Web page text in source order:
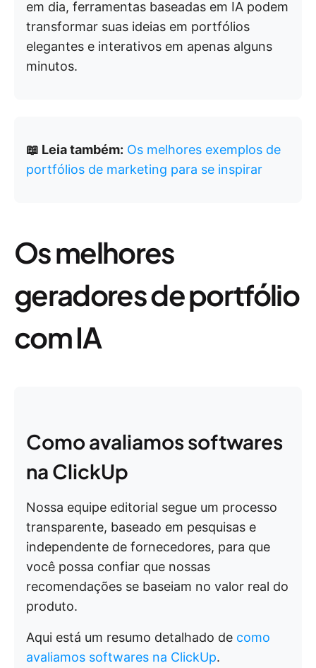
em dia, ferramentas baseadas em IA podem
transformar suas ideias em portfólios
elegantes e interativos em apenas alguns
minutos.
📖 Leia também: Os melhores exemplos de
portfólios de marketing para se inspirar
Os melhores
geradores de portfólio
com IA
Como avaliamos softwares
na ClickUp
Nossa equipe editorial segue um processo
transparente, baseado em pesquisas e
independente de fornecedores, para que
você possa confiar que nossas
recomendações se baseiam no valor real do
produto.
Aqui está um resumo detalhado de como
avaliamos softwares na ClickUp.